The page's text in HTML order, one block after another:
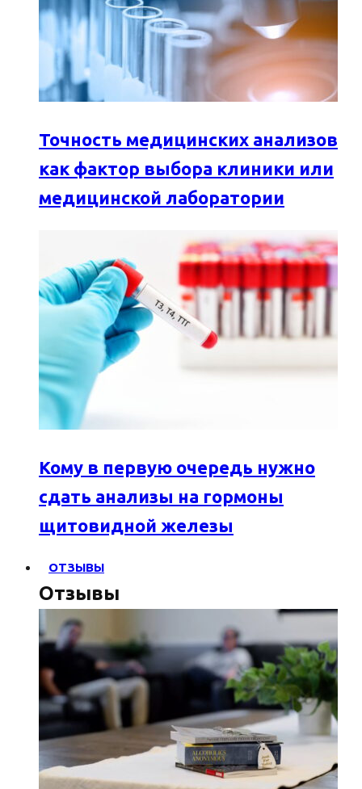
Точность медицинских анализов
как фактор выбора клиники или
медицинской лаборатории
Кому в первую очередь нужно
сдать анализы на гормоны
щитовидной железы
ОТЗЫВЫ
Отзывы